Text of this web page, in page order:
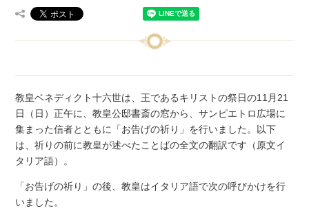
教皇ベネディクト十六世は、王であるキリストの祭日の11月21
日（日）正午に、教皇公邸書斎の窓から、サンピエトロ広場に
集まった信者とともに「お告げの祈り」を行いました。以下
は、祈りの前に教皇が述べたことばの全文の翻訳です（原文イ
タリア語）。
「お告げの祈り」の後、教皇はイタリア語で次の呼びかけを行
いました。